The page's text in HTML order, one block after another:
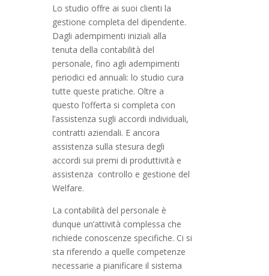
Lo studio offre ai suoi clienti la
gestione completa del dipendente.
Dagli adempimenti iniziali alla
tenuta della contabilità del
personale, fino agli adempimenti
periodici ed annuali: lo studio cura
tutte queste pratiche. Oltre a
questo l’offerta si completa con
l’assistenza sugli accordi individuali,
contratti aziendali. E ancora
assistenza sulla stesura degli
accordi sui premi di produttività e
assistenza controllo e gestione del
Welfare.
La contabilità del personale è
dunque un’attività complessa che
richiede conoscenze specifiche. Ci si
sta riferendo a quelle competenze
necessarie a pianificare il sistema